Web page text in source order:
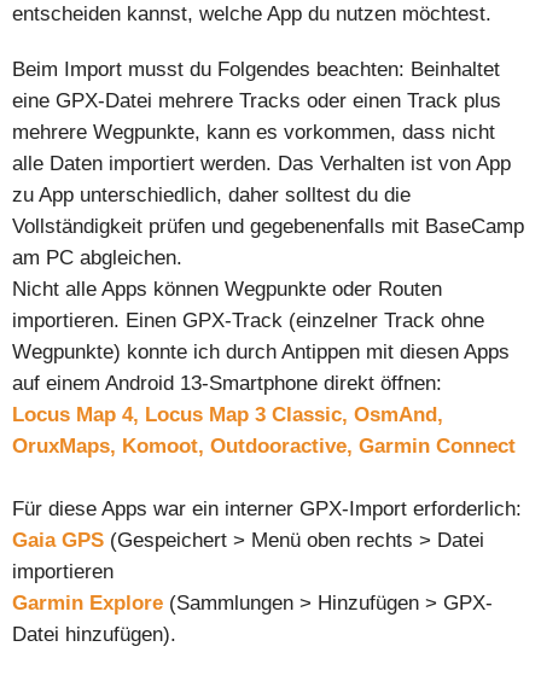
entscheiden kannst, welche App du nutzen möchtest.
Beim Import musst du Folgendes beachten: Beinhaltet
eine GPX-Datei mehrere Tracks oder einen Track plus
mehrere Wegpunkte, kann es vorkommen, dass nicht
alle Daten importiert werden. Das Verhalten ist von App
zu App unterschiedlich, daher solltest du die
Vollständigkeit prüfen und gegebenenfalls mit BaseCamp
am PC abgleichen.
Nicht alle Apps können Wegpunkte oder Routen
importieren. Einen GPX-Track (einzelner Track ohne
Wegpunkte) konnte ich durch Antippen mit diesen Apps
auf einem Android 13-Smartphone direkt öffnen:
Locus Map 4, Locus Map 3 Classic, OsmAnd,
OruxMaps, Komoot, Outdooractive, Garmin Connect
Für diese Apps war ein interner GPX-Import erforderlich:
Gaia GPS (Gespeichert > Menü oben rechts > Datei
importieren
Garmin Explore (Sammlungen > Hinzufügen > GPX-
Datei hinzufügen).